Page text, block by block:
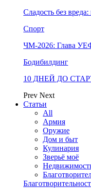
Сладость без
Спорт
ЧМ-2026: Глава
Бодибилдинг
10 ДНЕЙ ДО
Prev Next
Статьи
All
Армия
Оружие
Дом и быт
Кулинария
Зверьё моё